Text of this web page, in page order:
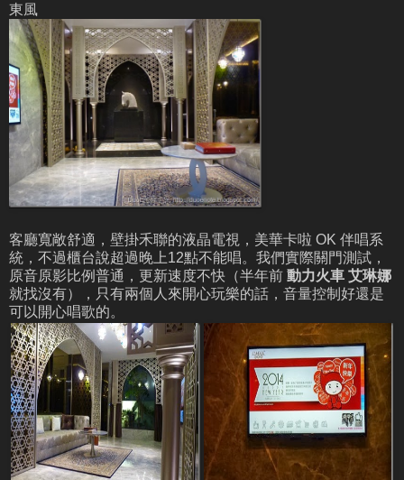
東風
客廳寬敞舒適，壁掛禾聯的液晶電視，美華卡啦 OK 伴唱系
統，不過櫃台說超過晚上12點不能唱。我們實際關門測試，
原音原影比例普通，更新速度不快（半年前 動力火車 艾琳娜
就找沒有），只有兩個人來開心玩樂的話，音量控制好還是
可以開心唱歌的。